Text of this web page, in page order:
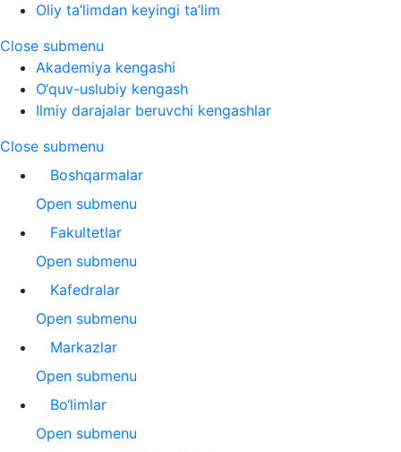
Oliy ta’limdan keyingi ta’lim
Close submenu
Akademiya kengashi
O‘quv-uslubiy kengash
Ilmiy darajalar beruvchi kengashlar
Close submenu
Boshqarmalar
Open submenu
Fakultetlar
Open submenu
Kafedralar
Open submenu
Markazlar
Open submenu
Bo‘limlar
Open submenu